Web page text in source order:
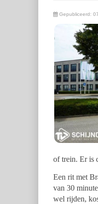
Gepubliceerd:
of trein. Eris
Een rit met
van 30
wel rijden,